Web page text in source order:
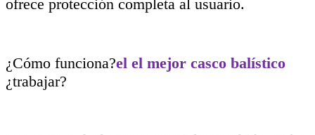
ofrece protección completa al usuario.
¿Cómo funciona?el el mejor casco balístico
¿trabajar?